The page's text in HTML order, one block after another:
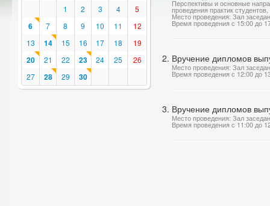
1 2 3 4 5
6 7 8 9 10 11
12
13
14 15 16 17 18 19
20 21 22 23 24 25
26
27
28 29 30
Перспективы и основные
проведения практик
Место проведения: Зал
Время проведения с 15:00 до
Вручение дипломов
Место проведения: Зал
Время проведения с 12:00 до
Вручение дипломов
Место проведения: Зал
Время проведения с 11:00 до